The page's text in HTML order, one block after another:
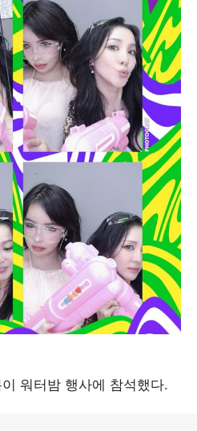
워터밤 행사에 참석했다.